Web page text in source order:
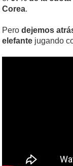
Corea.
Pero dejemos
elefante jugando